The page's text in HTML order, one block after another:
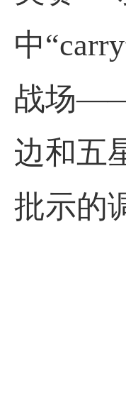
中“carry
战场——
边和五
批示的